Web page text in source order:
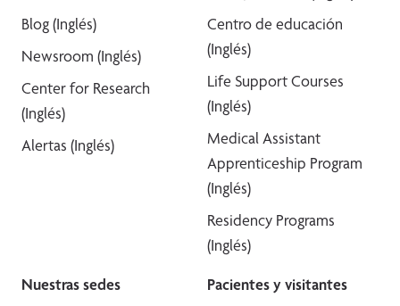
Blog (Inglés)
Newsroom (Inglés)
Center for Research
(Inglés)
Alertas (Inglés)
Centro de educación
(Inglés)
Life Support Courses
(Inglés)
Medical Assistant
Apprenticeship Program
(Inglés)
Residency Programs
(Inglés)
Nuestras sedes
Pacientes y visitantes